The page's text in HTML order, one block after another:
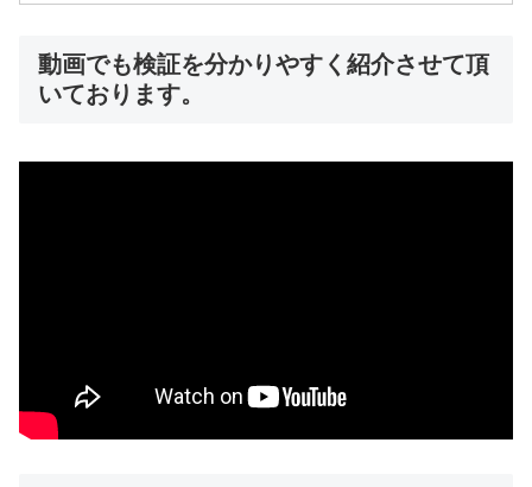
動画でも検証を分かりやすく紹介させて頂
いております。